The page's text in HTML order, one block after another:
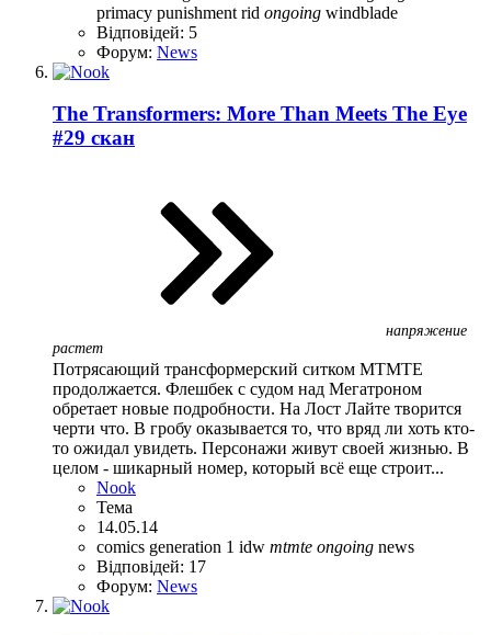
primacy punishment rid ongoing windblade
Відповідей: 5
Форум: News
The Transformers: More Than Meets The Eye
#29 скан
напряжение
растет
Потрясающий трансформерский ситком MTMTE
продолжается. Флешбек с судом над Мегатроном
обретает новые подробности. На Лост Лайте творится
черти что. В гробу оказывается то, что вряд ли хоть кто-
то ожидал увидеть. Персонажи живут своей жизнью. В
целом - шикарный номер, который всё еще строит...
Nook
Тема
14.05.14
comics generation 1 idw mtmte ongoing news
Відповідей: 17
Форум: News